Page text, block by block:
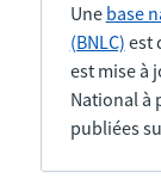
Une base
(BNLC) est
est mise à
National à
publiées